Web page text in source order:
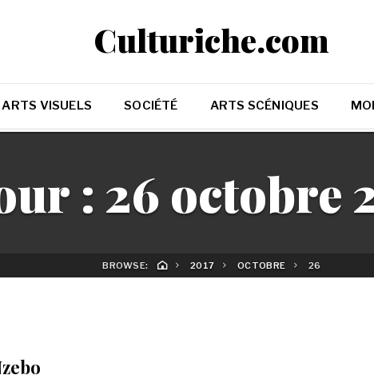
Culturiche.com
ARTS VISUELS SOCIÉTÉ ARTS SCÉNIQUES
: 26 octobre
BROWSE: 2017 OCTOBRE 26